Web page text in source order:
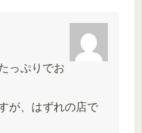
っぷりでお
が、はずれの店で